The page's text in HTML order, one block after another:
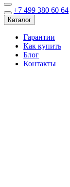
+7 499 380 60 64
Каталог
Гарантии
Как купить
Блог
Контакты